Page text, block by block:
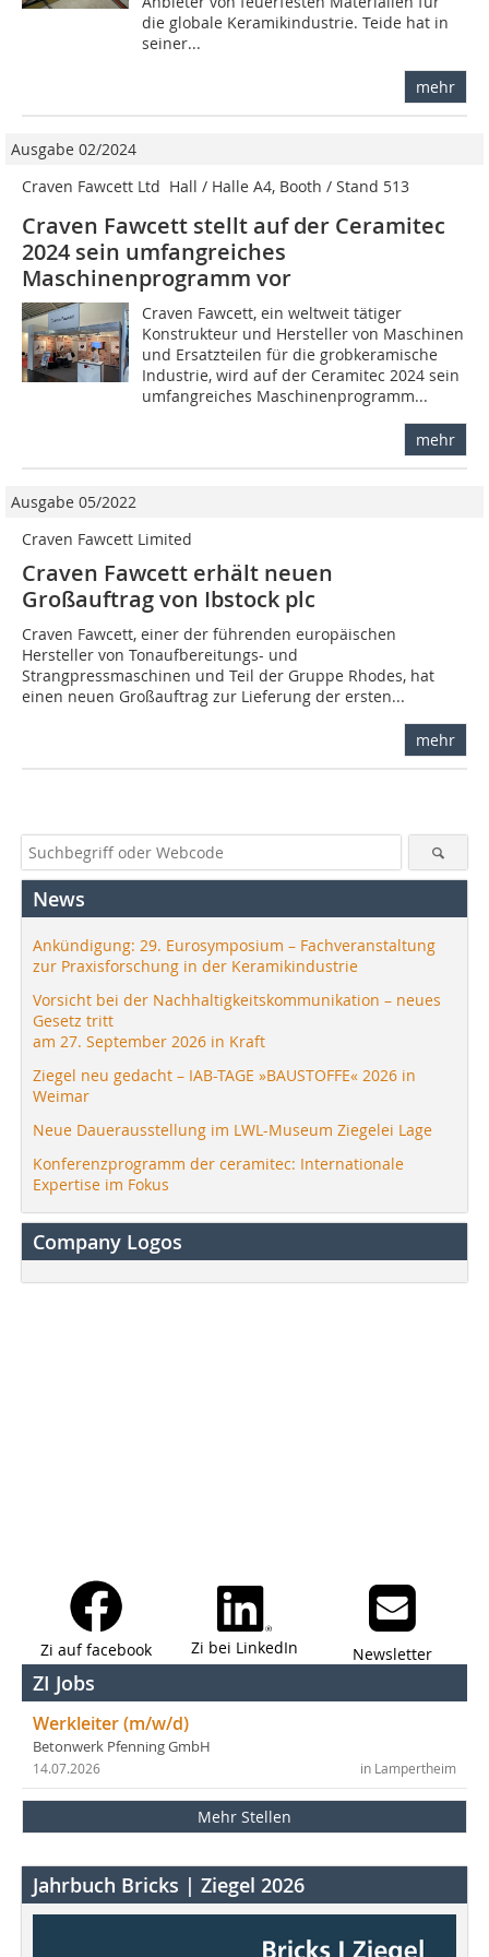
die globale Keramikindustrie. Teide hat in
seiner...
mehr
Ausgabe 02/2024
Craven Fawcett Ltd  Hall / Halle A4, Booth / Stand 513
Craven Fawcett stellt auf der Ceramitec
2024 sein umfangreiches
Maschinenprogramm vor
Craven Fawcett, ein weltweit tätiger
Konstrukteur und Hersteller von Maschinen
und Ersatzteilen für die grobkeramische
Industrie, wird auf der Ceramitec 2024 sein
umfangreiches Maschinenprogramm...
mehr
Ausgabe 05/2022
Craven Fawcett Limited
Craven Fawcett erhält neuen
Großauftrag von Ibstock plc
Craven Fawcett, einer der führenden europäischen
Hersteller von Tonaufbereitungs- und
Strangpressmaschinen und Teil der Gruppe Rhodes, hat
einen neuen Großauftrag zur Lieferung der ersten...
mehr
News
Ankündigung: 29. Eurosymposium – Fachveranstaltung
zur Praxisforschung in der Keramikindustrie
Vorsicht bei der Nachhaltigkeitskommunikation – neues
Gesetz tritt
am 27. September 2026 in Kraft
Ziegel neu gedacht – IAB-TAGE »BAUSTOFFE« 2026 in
Weimar
Neue Dauerausstellung im LWL-Museum Ziegelei Lage
Konferenzprogramm der ceramitec: Internationale
Expertise im Fokus
Company Logos
Zi auf facebook Zi bei LinkedIn Newsletter
ZI Jobs
Werkleiter (m/w/d)
Betonwerk Pfenning GmbH
in Lampertheim
14.07.2026
Mehr Stellen
Jahrbuch Bricks | Ziegel 2026